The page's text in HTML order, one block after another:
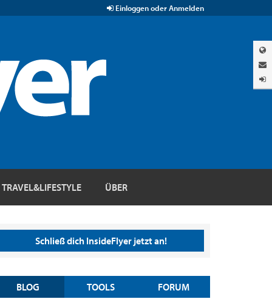
Einloggen oder Anmelden
TRAVEL&LIFESTYLE ÜBER
Schließ dich InsideFlyer jetzt an!
BLOG TOOLS FORUM